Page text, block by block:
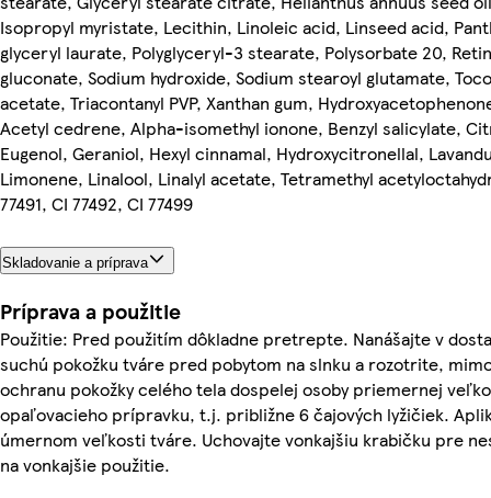
Isopropyl myristate, Lecithin, Linoleic acid, Linseed acid,
glyceryl laurate, Polyglyceryl-3 stearate, Polysorbate 20,
gluconate, Sodium hydroxide, Sodium stearoyl glutamate,
acetate, Triacontanyl PVP, Xanthan gum,
Acetyl cedrene, Alpha-isomethyl ionone, Benzyl salicylate,
Eugenol, Geraniol, Hexyl cinnamal, Hydroxycitronellal,
Limonene, Linalool, Linalyl acetate, Tetramethyl
77491, CI 77492, CI 77499
Skladovanie a príprava
Príprava a použitie
Použitie: Pred použitím dôkladne pretrepte. Nanášajte v
suchú pokožku tváre pred pobytom na slnku a rozotrite,
ochranu pokožky celého tela dospelej osoby priemernej
opaľovacieho prípravku, t.j. približne 6 čajových lyžičiek.
úmernom veľkosti tváre. Uchovajte vonkajšiu krabičku pre
na vonkajšie použitie.